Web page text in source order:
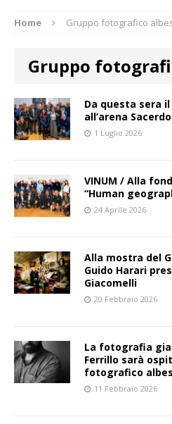
Home Gruppo fotografico
Gruppo
Da questa sera
all’arena
1 Luglio 2026
VINUM / Alla
“Human
24 Aprile 2026
Alla mostra del
Guido Harari
Giacomelli
20 Febbraio 2026
La fotografia
Ferrillo sarà
fotografico
11 Febbraio 2026